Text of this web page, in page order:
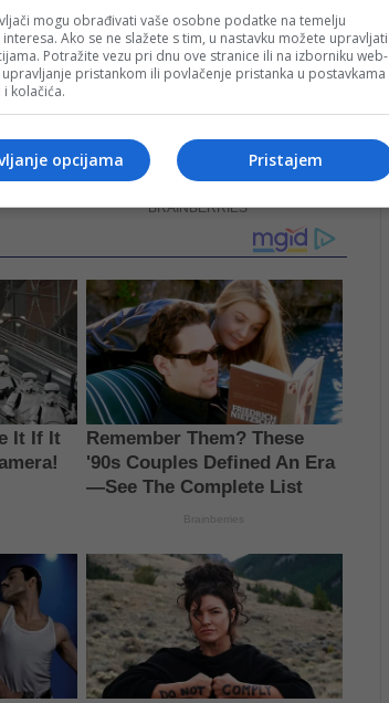
mogu obrađivati vaše osobne podatke na temelju
Ako se ne slažete s tim, u nastavku možete upravljati
Potražite vezu pri dnu ove stranice ili na izborniku web-
upravljanje pristankom ili povlačenje pristanka u postavkama
kolačića.
Pristajem
opcijama